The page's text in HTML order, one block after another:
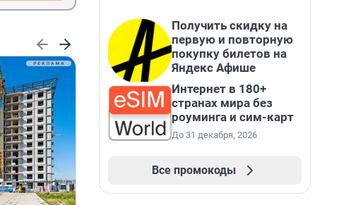
Получить скидку на
первую и повторную
покупку билетов на
Яндекс Афише
Интернет в 180+
странах мира без
роуминга и сим-карт
До 31 декабря, 2026
Все промокоды